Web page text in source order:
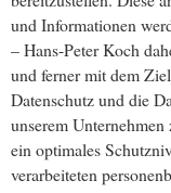
und Informationen
– Hans-Peter Koch
und ferner mit dem
Datenschutz und die
unserem
ein optimales
verarbeiteten